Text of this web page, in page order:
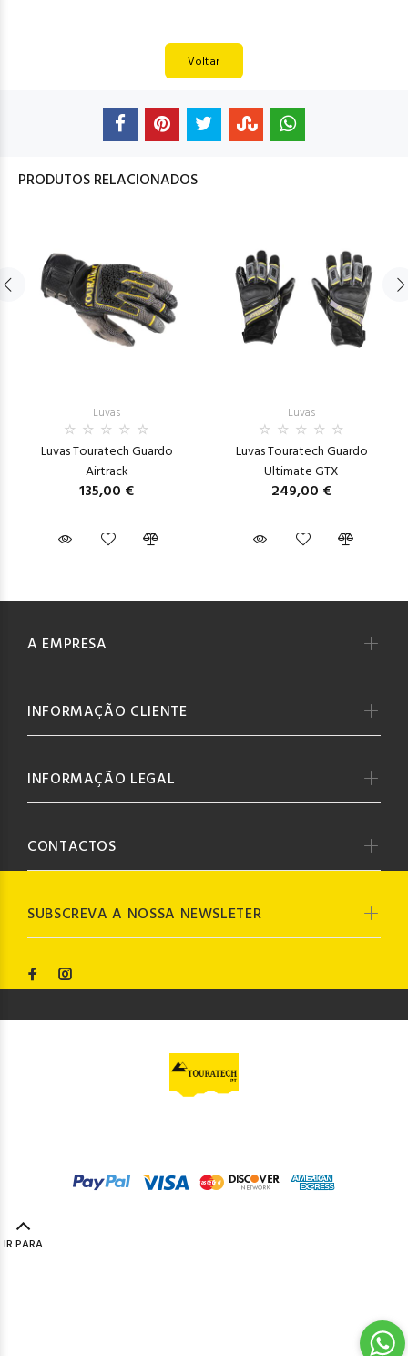
Voltar
PRODUTOS RELACIONADOS
Luvas
Luvas Touratech Guardo
Airtrack
135,00 €
Luvas
Luvas Touratech Guardo
Ultimate GTX
249,00 €
SUBSCREVA A NOSSA NEWSLETER
A EMPRESA
INFORMAÇÃO CLIENTE
INFORMAÇÃO LEGAL
CONTACTOS
IR PARA